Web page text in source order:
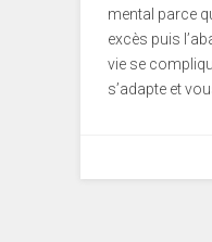
mental parce
excès puis
vie se
s’adapte et